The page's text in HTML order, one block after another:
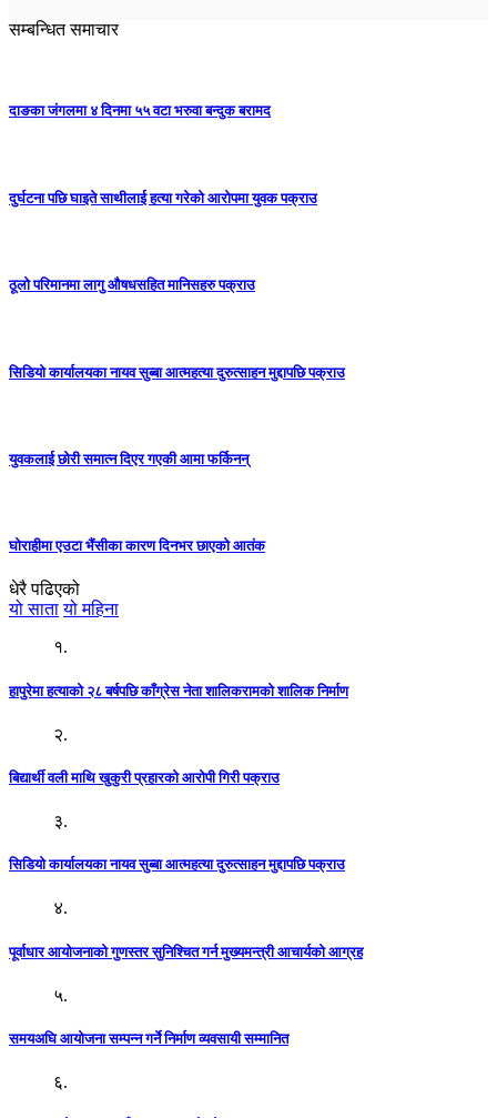
सम्बन्धित समाचार
दाङका जंगलमा ४ दिनमा ५५ वटा भरुवा बन्दुक बरामद
दुर्घटना पछि घाइते साथीलाई हत्या गरेको आरोपमा युवक पक्राउ
ठूलो परिमानमा लागु औषधसहित मानिसहरु पक्राउ
सिडियो कार्यालयका नायव सुब्बा आत्महत्या दुरुत्साहन मुद्दापछि पक्राउ
युवकलाई छोरी समात्न दिएर गएकी आमा फर्किनन्
घोराहीमा एउटा भैंसीका कारण दिनभर छाएको आतंक
धेरै पढिएको
यो साता यो महिना
१.
हापुरेमा हत्याको २८ बर्षपछि काँग्रेस नेता शालिकरामको शालिक निर्माण
२.
बिद्यार्थी वली माथि खुकुरी प्रहारको आरोपी गिरी पक्राउ
३.
सिडियो कार्यालयका नायव सुब्बा आत्महत्या दुरुत्साहन मुद्दापछि पक्राउ
४.
पूर्वाधार आयोजनाको गुणस्तर सुनिश्चित गर्न मुख्यमन्त्री आचार्यको आग्रह
५.
समयअघि आयोजना सम्पन्न गर्ने निर्माण व्यवसायी सम्मानित
६.